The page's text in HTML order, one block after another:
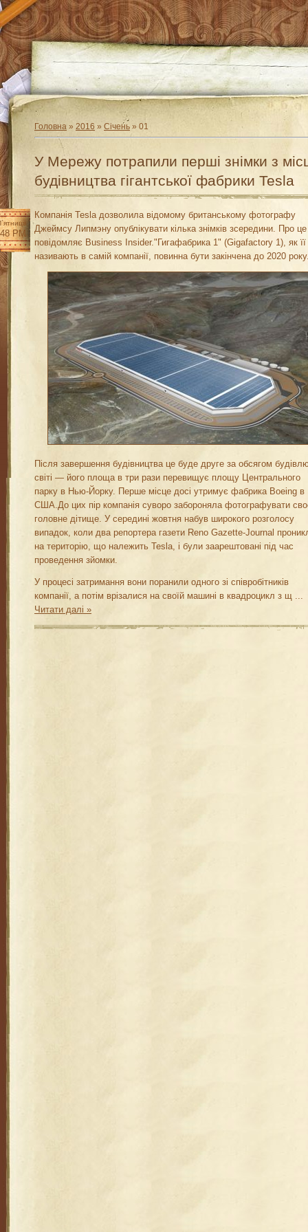
Головна » 2016 » Січень » 01
У Мережу потрапили перші знімки з
будівництва гігантської фабрики Tesla
PM
Компанія Tesla дозволила відомому британському фотографу
Джеймсу Липмэну опублікувати кілька знімків зсередини. Про це
повідомляє Business Insider."Гигафабрика 1" (Gigafactory 1), як її
називають в самій компанії, повинна бути закінчена до 2020
Після завершення будівництва це буде друге за обсягом
світі — його площа в три рази перевищує площу Центрального
парку в Нью-Йорку. Перше місце досі утримує фабрика Boeing в
США.До цих пір компанія суворо забороняла фотографувати
головне дітище. У середині жовтня набув широкого розголосу
випадок, коли два репортера газети Reno Gazette-Journal
на територію, що належить Tesla, і були заарештовані під час
проведення зйомки.
У процесі затримання вони поранили одного зі співробітників
компанії, а потім врізалися на своїй машині в квадроцикл з щ ...
Читати далі »